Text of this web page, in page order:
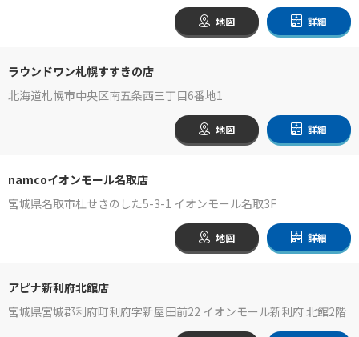
地図 詳細
ラウンドワン札幌すすきの店
北海道札幌市中央区南五条西三丁目6番地1
地図 詳細
namcoイオンモール名取店
宮城県名取市杜せきのした5-3-1 イオンモール名取3F
地図 詳細
アピナ新利府北館店
宮城県宮城郡利府町利府字新屋田前22 イオンモール新利府 北館2階